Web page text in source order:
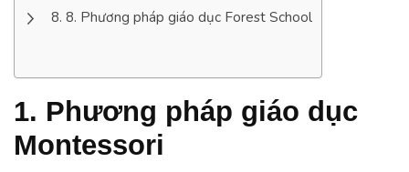
8. Phương pháp giáo dục Forest School
1. Phương pháp giáo dục
Montessori